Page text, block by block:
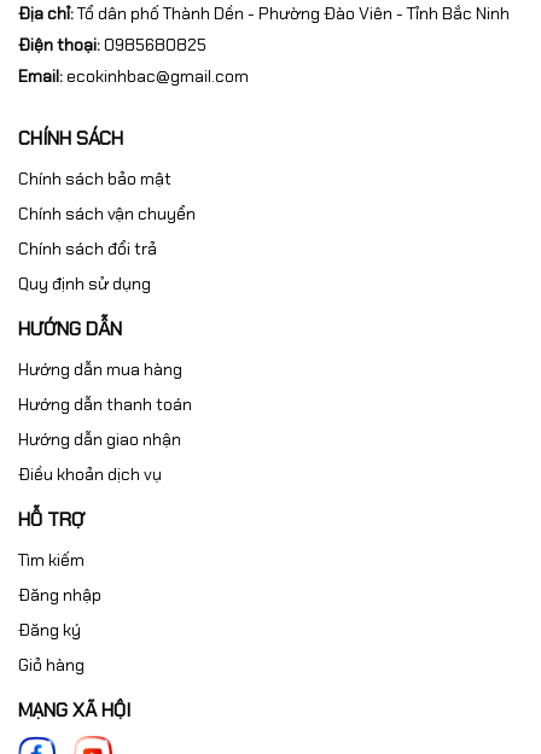
5. Chọn đúng vật liệu gang đúc
Đây là lựa chọn phổ biến nhất.
Ưu điểm:
Giá thành hợp lý.
Chống rung tốt.
Phù hợp với:
Tải trọng lớn.
Dây chuyền sản xuất liên tục.
Mặc dù chi phí đầu tư cao hơn nhưng HT300 mang lại tuổi thọ
và độ ổn định tốt hơn.
Địa chỉ:Tổ dân phố Thành Dền - Phường Đào Viên - Tỉnh Bắc Ninh
Điện thoại:0985680825
Email:ecokinhbac@gmail.com
CHÍNH SÁCH
Chính sách bảo mật
Chính sách vận chuyển
Chính sách đổi trả
Quy định sử dụng
HƯỚNG DẪN
Hướng dẫn mua hàng
Hướng dẫn thanh toán
Hướng dẫn giao nhận
Điều khoản dịch vụ
HỖ TRỢ
Tìm kiếm
Đăng nhập
Đăng ký
Giỏ hàng
MẠNG XÃ HỘI